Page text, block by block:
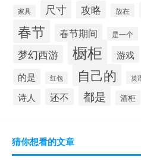
家具 尺寸 攻略 放在
春节 春节期间 是一个
梦幻西游 橱柜 游戏
的是 红包 自己的 英
诗人 还不 都是 酒柜
猜你想看的文章